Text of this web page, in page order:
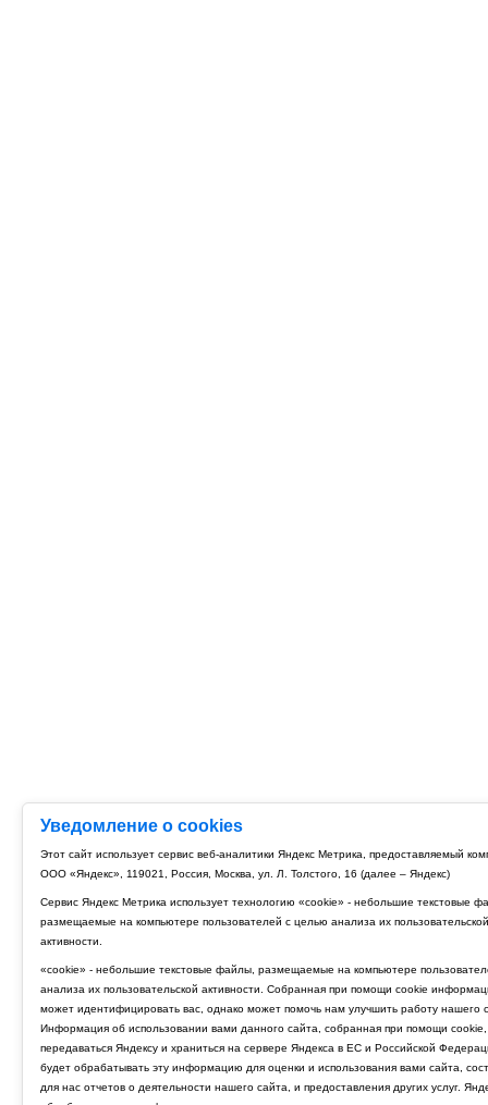
Уведомление о cookies
Этот сайт использует сервис веб-аналитики Яндекс Метрика, предоставляемый
ООО «Яндекс», 119021, Россия, Москва, ул. Л. Толстого, 16 (далее – Яндекс)
Сервис Яндекс Метрика использует технологию «cookie» - небольшие текстовые
размещаемые на компьютере пользователей с целью анализа их пользовательской
активности.
«cookie» - небольшие текстовые файлы, размещаемые на компьютере
анализа их пользовательской активности. Собранная при помощи cookie
может идентифицировать вас, однако может помочь нам улучшить работу нашего
Информация об использовании вами данного сайта, собранная при помощи cookie,
передаваться Яндексу и храниться на сервере Яндекса в ЕС и Российской
будет обрабатывать эту информацию для оценки и использования вами сайта,
для нас отчетов о деятельности нашего сайта, и предоставления других услуг.